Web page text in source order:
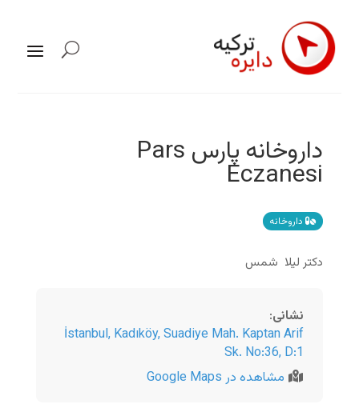
داروخانه پارس Pars
Eczanesi
داروخانه
دکتر لیلا شمس
نشانی:
İstanbul, Kadıköy, Suadiye Mah. Kaptan Arif
Sk. No:36, D:1
مشاهده در Google Maps